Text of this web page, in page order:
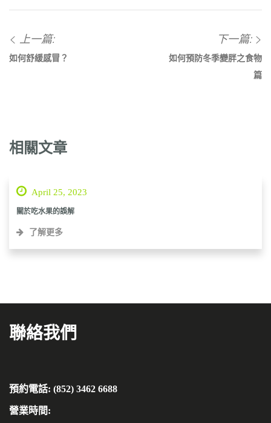
上一篇:
如何舒緩感冒？
下一篇:
如何預防冬季變胖之食物
篇
相關文章
April 25, 2023
關於吃水果的誤解
了解更多
聯絡我們
預約電話: (852) 3462 6688
營業時間: